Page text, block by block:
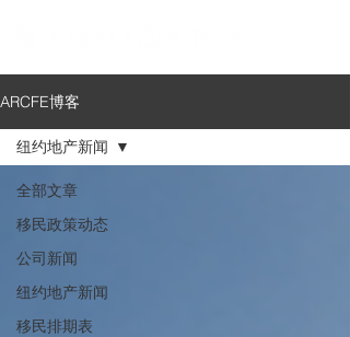
ARCFE博客
全部文章
移民政策动态
公司新闻
纽约地产新闻
移民排期表
纽约地产新闻